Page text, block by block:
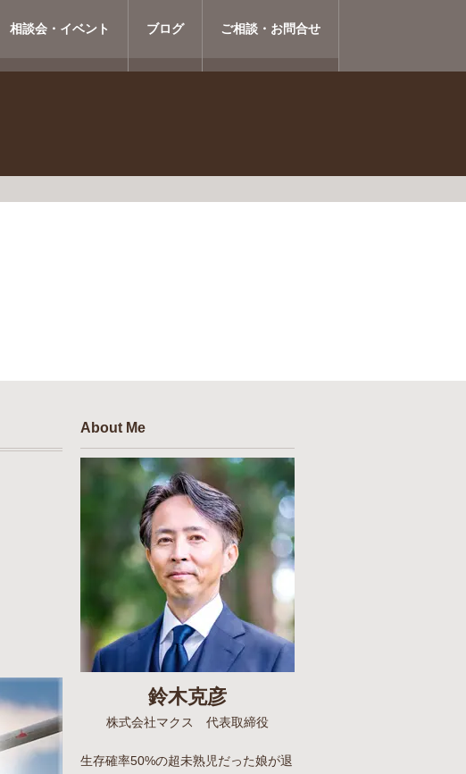
相談会・イベント ブログ ご相談・お問合せ
About Me
鈴木克彦
株式会社マクス 代表取締役
生存確率50%の超未熟児だった娘が退